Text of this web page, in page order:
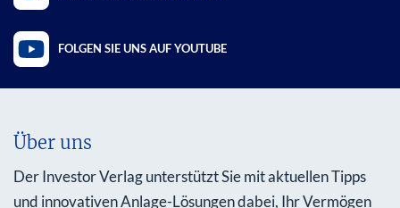
FOLGEN SIE UNS AUF YOUTUBE
Über uns
Der Investor Verlag unterstützt Sie mit aktuellen Tipps
und innovativen Anlage-Lösungen dabei, Ihr Vermögen